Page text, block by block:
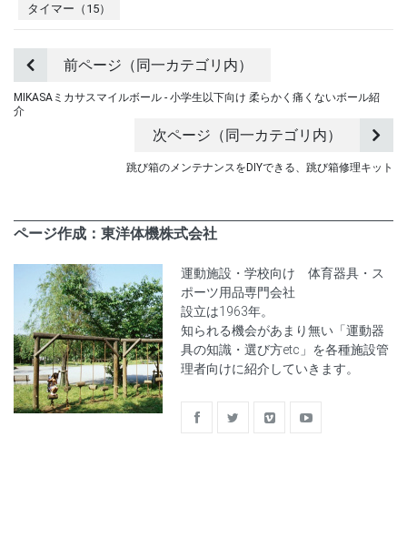
タイマー（15）
前ページ（同一カテゴリ内）
MIKASAミカサスマイルボール - 小学生以下向け 柔らかく痛くないボール紹
介
次ページ（同一カテゴリ内）
跳び箱のメンテナンスをDIYできる、跳び箱修理キット
ページ作成：東洋体機株式会社
運動施設・学校向け 体育器具・ス
ポーツ用品専門会社
設立は1963年。
知られる機会があまり無い「運動器
具の知識・選び方etc」を各種施設管
理者向けに紹介していきます。